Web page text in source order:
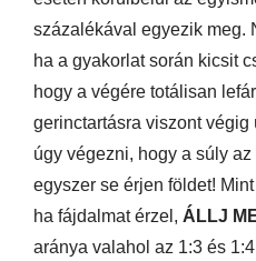
százalékával egyezik meg.
ha a gyakorlat során kicsit
hogy a végére totálisan
gerinctartásra viszont
úgy végezni, hogy a súly
egyszer se érjen földet!
ha fájdalmat érzel, ÁLLJ
aránya valahol az 1:3 és